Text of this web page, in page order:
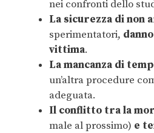
nei confronti dello
La sicurezza di non
sperimentatori,
vittima.
La mancanza di
un’altra procedure
adeguata.
Il conflitto tra la
male al prossimo) e